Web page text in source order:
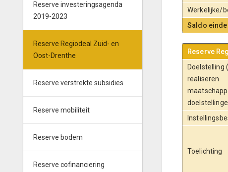
Reserve investeringsagenda
2019-2023
Reserve Regiodeal Zuid- en
Oost-Drenthe
Reserve verstrekte subsidies
Reserve mobiliteit
Reserve bodem
Reserve cofinanciering
Werkelijke/
Saldo
Reserve
Doelstelling
realiseren
Toelichting